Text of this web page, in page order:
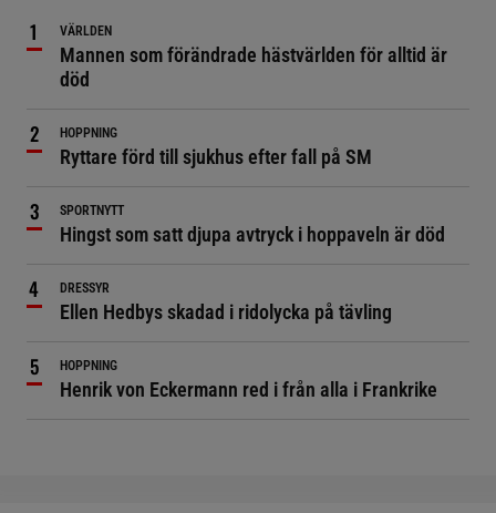
VÄRLDEN
Mannen som förändrade hästvärlden för alltid är
död
HOPPNING
Ryttare förd till sjukhus efter fall på SM
SPORTNYTT
Hingst som satt djupa avtryck i hoppaveln är död
DRESSYR
Ellen Hedbys skadad i ridolycka på tävling
HOPPNING
Henrik von Eckermann red i från alla i Frankrike